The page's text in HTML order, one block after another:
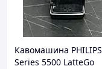
Кавомашина PHILIPS
Series 5500 LatteGo